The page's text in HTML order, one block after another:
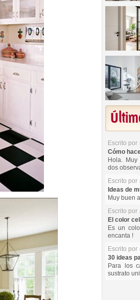
Escrito por
Cómo
Hola.
dos
Escrito por
Ideas de
Muy buen
Escrito por
El color
Es un
encanta !
Escrito por
30 ideas
Para los
sustrato